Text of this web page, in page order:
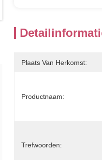
Plaats Van Herkomst:
Productnaam:
Trefwoorden: